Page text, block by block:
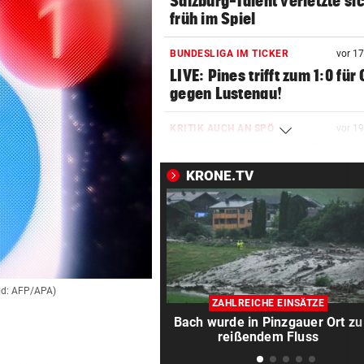
AFP/APA)
früh im Spiel
BUNDESLIGA IM TICKER vor
LIVE: Pines trifft zum 1:0 für
gegen Lustenau!
KRITIK AUCH AN SPÖ vor
über Stocker empört
NEUE REGIONALLIGA vor 37
„In die Top-4 zu kommen,
immens schwer!“
BÖSE ERINNERUNGEN vor
Mure im Valsertal: „Hier
Klimawandel“
KRONE.TV
ZAHLREICHE EINSÄTZE
Bach wurde in Pinzgauer Ort zu
reißendem Fluss